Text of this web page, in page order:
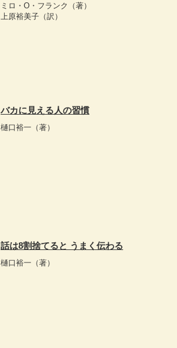
ミロ・O・フランク
（著）
上原裕美子 （訳）
バカに見える人の習慣
樋口裕一 （著）
話は8割捨てると うまく伝わる
樋口裕一 （著）